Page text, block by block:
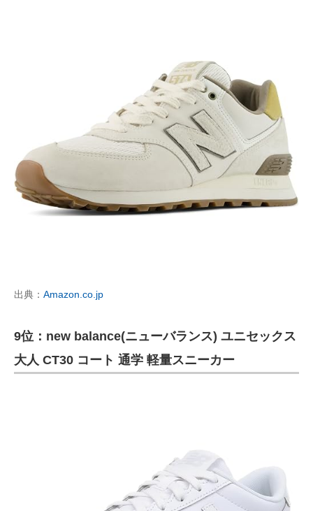
出典： Amazon.co.jp
9位：new balance(ニューバランス) ユニセックス
大人 CT30 コート 通学 軽量スニーカー